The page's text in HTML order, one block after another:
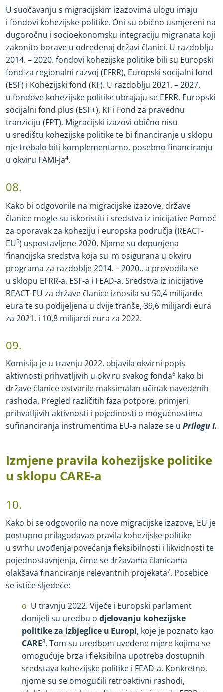
U suočavanju s migracijskim izazovima ulogu imaju
i fondovi kohezijske politike. Oni su obično usmjereni na
dugoročnu i socioekonomsku integraciju migranata koji
zakonito borave u određenoj državi članici. U razdoblju
2014. – 2020. fondovi kohezijske politike bili su Europski
fond za regionalni razvoj (EFRR), Europski socijalni fond
(ESF) i Kohezijski fond (KF). U razdoblju 2021. – 2027.
u fondove kohezijske politike ubrajaju se EFRR, Europski
socijalni fond plus (ESF+), KF i Fond za pravednu
tranziciju (FPT). Migracijski izazovi obično nisu
u središtu kohezijske politike te bi financiranje u sklopu
nje trebalo biti komplementarno, posebno financiranju
u okviru FAMI-ja4.
08.
Kako bi odgovorile na migracijske izazove, države
članice mogle su iskoristiti i sredstva iz inicijative Pomoć
za oporavak za koheziju i europska područja (REACT-
EU5) uspostavljene 2020. Njome su dopunjena
financijska sredstva koja su im osigurana u okviru
programa za razdoblje 2014. – 2020., a provodila se
u sklopu EFRR-a, ESF-a i FEAD-a. Sredstva iz inicijative
REACT-EU za države članice iznosila su 50,4 milijarde
eura te su podijeljena u dvije tranše, 39,6 milijardi eura
za 2021. i 10,8 milijardi eura za 2022.
09.
Komisija je u travnju 2022. objavila okvirni popis
aktivnosti prihvatljivih u okviru svakog fonda6 kako bi
države članice ostvarile maksimalan učinak navedenih
rashoda. Pregled različitih faza potpore, primjeri
prihvatljivih aktivnosti i pojedinosti o mogućnostima
sufinanciranja instrumentima EU-a nalaze se u Prilogu I.
Izmjene pravila kohezijske politike
u sklopu CARE-a
10.
Kako bi se odgovorilo na nove migracijske izazove, EU je
postupno prilagođavao pravila kohezijske politike
u svrhu uvođenja povećanja fleksibilnosti i likvidnosti te
pojednostavnjenja, čime se državama članicama
olakšava financiranje relevantnih projekata7. Posebice
se ističe sljedeće:
U travnju 2022. Vijeće i Europski parlament
donijeli su uredbu o djelovanju kohezijske
politike za izbjeglice u Europi, koje je poznato kao
CARE8. Tom su uredbom uvedene mjere kojima se
omogućuje brza i fleksibilna upotreba dostupnih
sredstava kohezijske politike i FEAD-a. Konkretno,
njome su se omogućili retroaktivni rashodi,